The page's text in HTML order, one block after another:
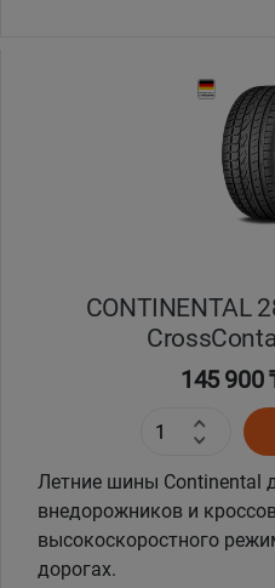
CONTINENTAL
145 900
Летние шины Continental
внедорожников и
высокоскоростного
дорогах.